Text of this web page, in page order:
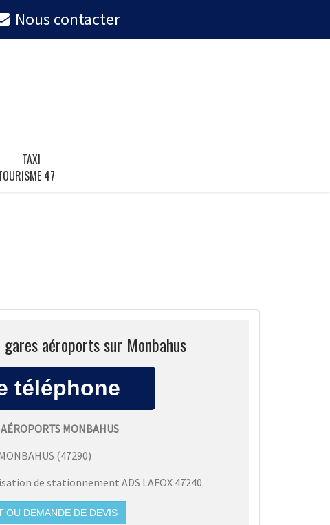
Nous contacter
TAXI
47
aéroports sur Monbahus
MONBAHUS
(47290)
de stationnement ADS LAFOX 47240
OU DEMANDE DE DEVIS